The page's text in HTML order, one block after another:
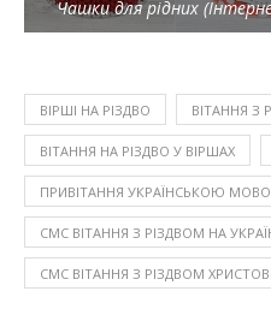
Чашки для рідних
ВІРШІ НА РІЗДВО ВІТАННЯ З
ВІТАННЯ НА РІЗДВО У ВІРШАХ
ПРИВІТАННЯ УКРАЇНСЬКОЮ
СМС ВІТАННЯ З РІЗДВОМ НА
СМС ВІТАННЯ З РІЗДВОМ